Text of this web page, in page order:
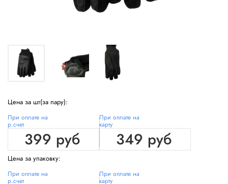
Цена за шт(за пару):
При оплате на
р.счет
399 руб
При оплате на
карту
349 руб
Цена за упаковку:
При оплате на
р.счет
При оплате на
карту